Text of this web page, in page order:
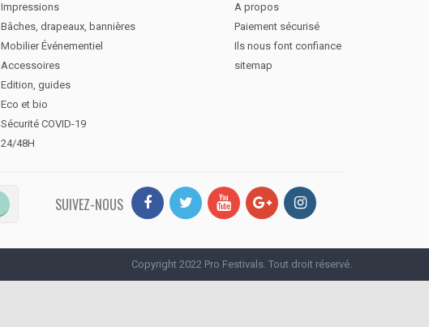
Impressions
Bâches, drapeaux, bannières
Mobilier Événementiel
Accessoires
Edition, guides
Eco et bio
Sécurité COVID-19
24/48H
A propos
Paiement sécurisé
Ils nous font confiance
sitemap
SUIVEZ-NOUS
Copyright 2022 Pro Festivals. Tout droit réservé.